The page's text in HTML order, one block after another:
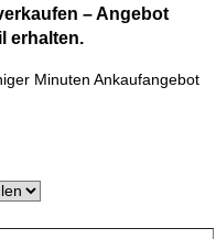
– Angebot
erhalten.
Minuten Ankaufangebot